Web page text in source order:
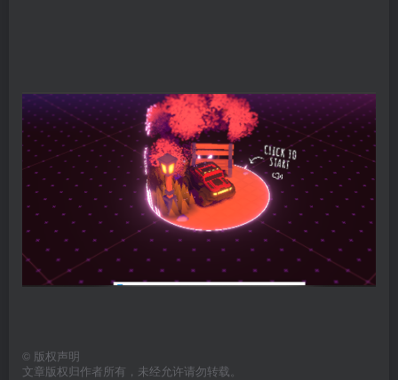
© 版权声明
文章版权归作者所有，未经允许请勿转载。